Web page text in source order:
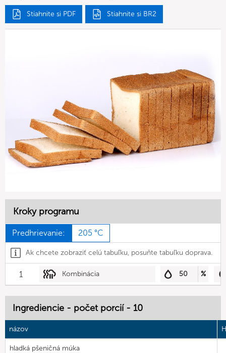
Stiahnite si PDF Stiahnite si BR2
Kroky programu
Predhrievanie: 205 °C
Ak chcete zobraziť celú tabuľku, posuňte tabuľku doprava.
1 Kombinácia 50 %
Ingrediencie - počet porcií - 10
názov
hladká pšeničná múka